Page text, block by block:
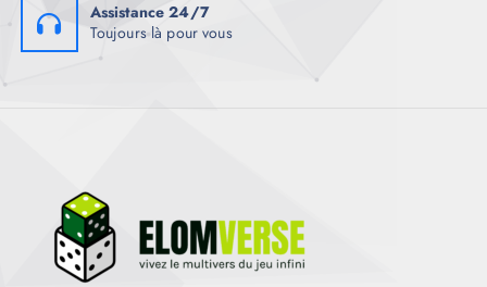
Assistance 24/7
Toujours là pour vous